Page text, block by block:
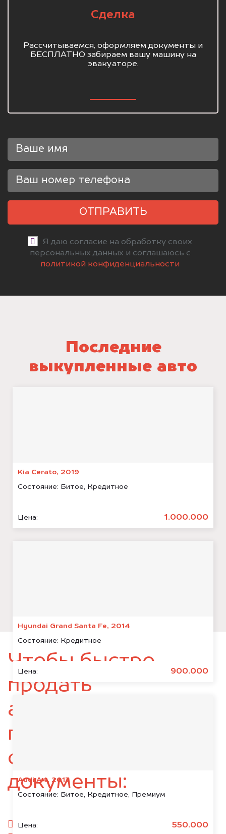
Сделка
Рассчитываемся, оформляем документы и
БЕСПЛАТНО забираем вашу машину на
эвакуаторе.
ОТПРАВИТЬ
Я даю согласие на обработку своих
персональных данных и соглашаюсь с
политикой конфиденциальности
Последние
выкупленные авто
Kia Cerato, 2019
Состояние: Битое, Кредитное
Цена: 1.000.000
Hyundai Grand Santa Fe, 2014
Состояние: Кредитное
Цена: 900.000
Audi A4, 2013
Состояние: Битое, Кредитное, Премиум
Цена: 550.000
Чтобы быстро
продать
автомобиль,
подготовьте
следующие
документы:
паспорт гражданина РФ;